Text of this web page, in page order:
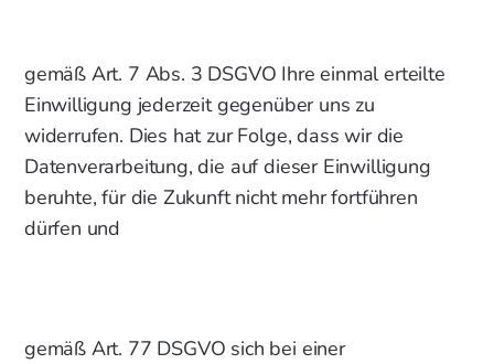
gemäß Art. 7 Abs. 3 DSGVO Ihre einmal erteilte
Einwilligung jederzeit gegenüber uns zu
widerrufen. Dies hat zur Folge, dass wir die
Datenverarbeitung, die auf dieser Einwilligung
beruhte, für die Zukunft nicht mehr fortführen
dürfen und
gemäß Art. 77 DSGVO sich bei einer